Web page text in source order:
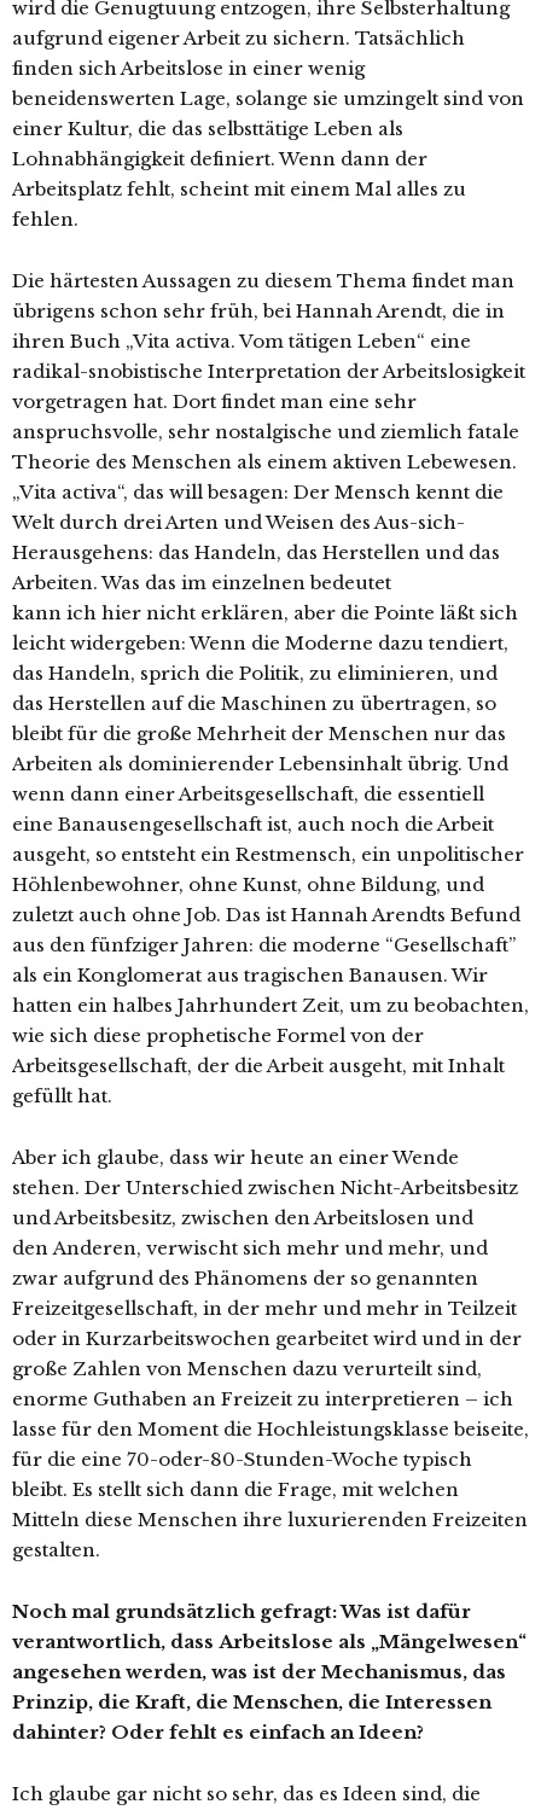
wird die Genugtuung entzogen, ihre Selbsterhaltung
aufgrund eigener Arbeit zu sichern. Tatsächlich
finden sich Arbeitslose in einer wenig
beneidenswerten Lage, solange sie umzingelt sind von
einer Kultur, die das selbsttätige Leben als
Lohnabhängigkeit definiert. Wenn dann der
Arbeitsplatz fehlt, scheint mit einem Mal alles zu
fehlen.
Die härtesten Aussagen zu diesem Thema findet man
übrigens schon sehr früh, bei Hannah Arendt, die in
ihren Buch „Vita activa. Vom tätigen Leben“ eine
radikal-snobistische Interpretation der Arbeitslosigkeit
vorgetragen hat. Dort findet man eine sehr
anspruchsvolle, sehr nostalgische und ziemlich fatale
Theorie des Menschen als einem aktiven Lebewesen.
„Vita activa“, das will besagen: Der Mensch kennt die
Welt durch drei Arten und Weisen des Aus-sich-
Herausgehens: das Handeln, das Herstellen und das
Arbeiten. Was das im einzelnen bedeutet
kann ich hier nicht erklären, aber die Pointe läßt sich
leicht widergeben: Wenn die Moderne dazu tendiert,
das Handeln, sprich die Politik, zu eliminieren, und
das Herstellen auf die Maschinen zu übertragen, so
bleibt für die große Mehrheit der Menschen nur das
Arbeiten als dominierender Lebensinhalt übrig. Und
wenn dann einer Arbeitsgesellschaft, die essentiell
eine Banausengesellschaft ist, auch noch die Arbeit
ausgeht, so entsteht ein Restmensch, ein unpolitischer
Höhlenbewohner, ohne Kunst, ohne Bildung, und
zuletzt auch ohne Job. Das ist Hannah Arendts Befund
aus den fünfziger Jahren: die moderne “Gesellschaft”
als ein Konglomerat aus tragischen Banausen. Wir
hatten ein halbes Jahrhundert Zeit, um zu beobachten,
wie sich diese prophetische Formel von der
Arbeitsgesellschaft, der die Arbeit ausgeht, mit Inhalt
gefüllt hat.
Aber ich glaube, dass wir heute an einer Wende
stehen. Der Unterschied zwischen Nicht-Arbeitsbesitz
und Arbeitsbesitz, zwischen den Arbeitslosen und
den Anderen, verwischt sich mehr und mehr, und
zwar aufgrund des Phänomens der so genannten
Freizeitgesellschaft, in der mehr und mehr in Teilzeit
oder in Kurzarbeitswochen gearbeitet wird und in der
große Zahlen von Menschen dazu verurteilt sind,
enorme Guthaben an Freizeit zu interpretieren – ich
lasse für den Moment die Hochleistungsklasse beiseite,
für die eine 70-oder-80-Stunden-Woche typisch
bleibt. Es stellt sich dann die Frage, mit welchen
Mitteln diese Menschen ihre luxurierenden Freizeiten
gestalten.
Noch mal grundsätzlich gefragt: Was ist dafür
verantwortlich, dass Arbeitslose als „Mängelwesen“
angesehen werden, was ist der Mechanismus, das
Prinzip, die Kraft, die Menschen, die Interessen
dahinter? Oder fehlt es einfach an Ideen?
Ich glaube gar nicht so sehr, das es Ideen sind, die